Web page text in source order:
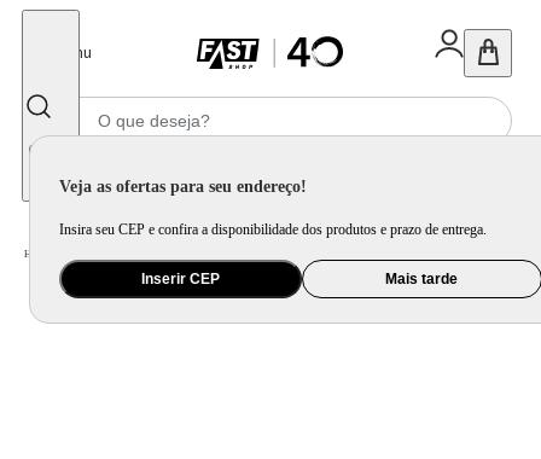
Menu
Veja as ofertas para seu endereço!
Insira seu CEP e confira a disponibilidade dos produtos e prazo de entrega.
Inserir CEP Mais tarde
Home